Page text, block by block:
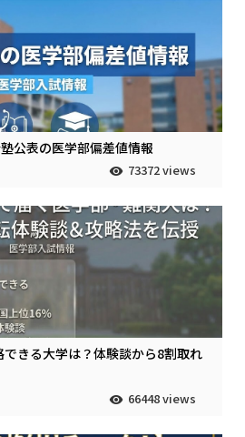
公表の医学部偏差値情報
73372 views
きる大学は？体験談から8割取れ
66448 views